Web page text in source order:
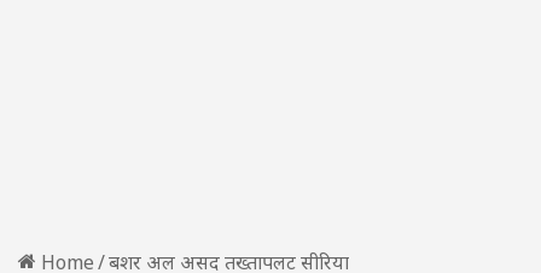
Home/बशर अल असद तख्तापलट सीरिया